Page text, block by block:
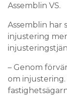
Assemblin VS.
Assemblin har
injustering
– Genom
om